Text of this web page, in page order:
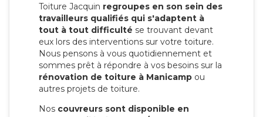
Toiture Jacquin regroupes en son sein des
travailleurs qualifiés qui s'adaptent à
tout à tout difficulté se trouvant devant
eux lors des interventions sur votre toiture.
Nous pensons à vous quotidiennement et
sommes prêt à répondre à vos besoins sur la
rénovation de toiture à Manicamp ou
autres projets de toiture.
Nos couvreurs sont disponible en